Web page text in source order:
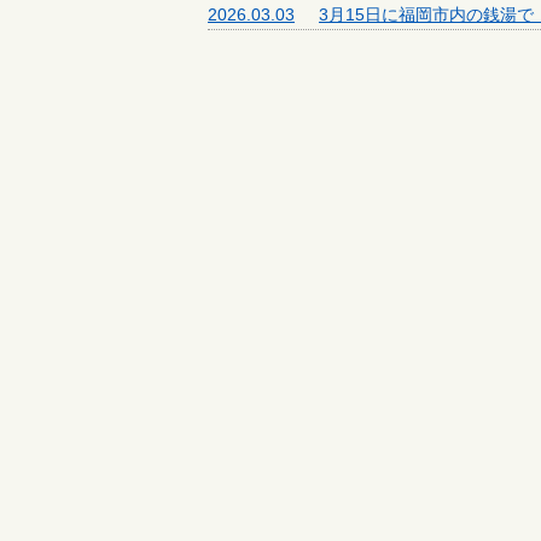
2026.03.03 3月15日に福岡市内の銭湯で